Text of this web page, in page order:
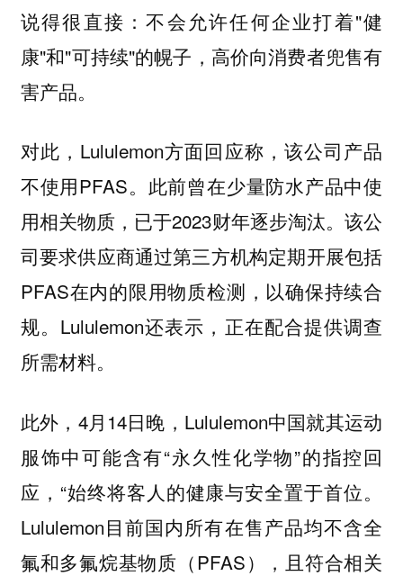
说得很直接：不会允许任何企业打着"健
康"和"可持续"的幌子，高价向消费者兜售有
害产品。
对此，Lululemon方面回应称，该公司产品
不使用PFAS。此前曾在少量防水产品中使
用相关物质，已于2023财年逐步淘汰。该公
司要求供应商通过第三方机构定期开展包括
PFAS在内的限用物质检测，以确保持续合
规。Lululemon还表示，正在配合提供调查
所需材料。
此外，4月14日晚，Lululemon中国就其运动
服饰中可能含有“永久性化学物”的指控回
应，“始终将客人的健康与安全置于首位。
Lululemon目前国内所有在售产品均不含全
氟和多氟烷基物质（PFAS），且符合相关